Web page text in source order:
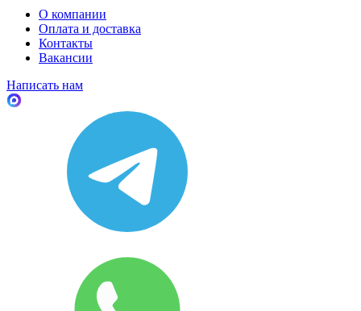
О компании
Оплата и доставка
Контакты
Вакансии
Написать нам